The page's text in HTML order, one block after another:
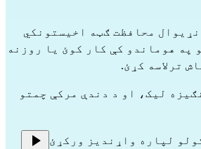
ترلاسه کړئ.
لپاره واړندیز ورکړئ